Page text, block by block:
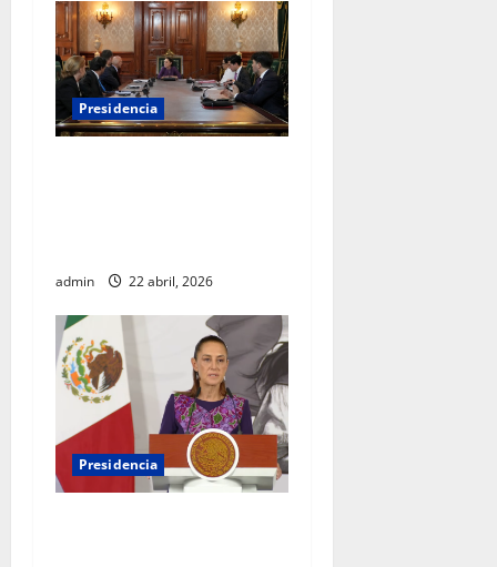
Presidencia
admin 22 abril, 2026
Presidencia